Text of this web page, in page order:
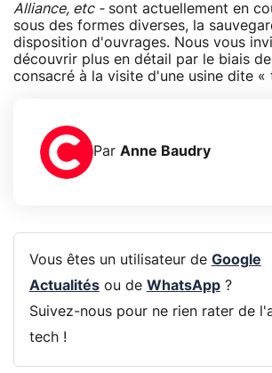
Alliance, etc -sont actuellement en
sous des formes diverses, la
disposition d'ouvrages. Nous vous
découvrir plus en détail par le biais de
consacré à la visite d'une usine dite «
Par Anne Baudry
Vous êtes un utilisateur de Google
Actualitésou de WhatsApp?
Suivez-nous pour ne rien rater de
tech !